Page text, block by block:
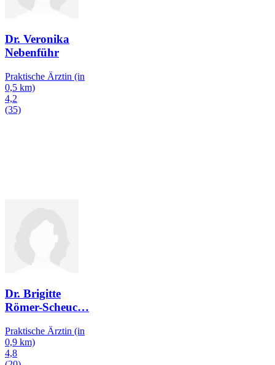
Dr. Veronika
Nebenführ
Praktische Ärztin (in
0,5 km)
4,2
(35)
Dr. Brigitte
Römer-Scheuc…
Praktische Ärztin (in
0,9 km)
4,8